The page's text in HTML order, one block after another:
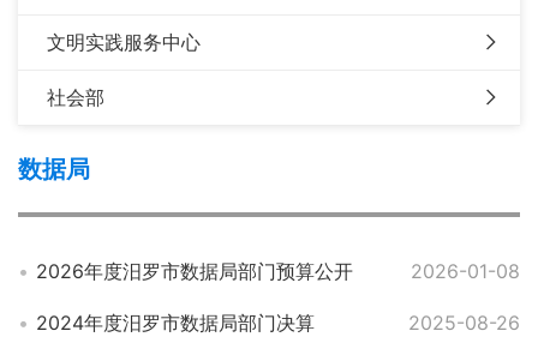
文明实践服务中心
社会部
数据局
2026年度汨罗市数据局部门预算公开 2026-01-08
2024年度汨罗市数据局部门决算 2025-08-26